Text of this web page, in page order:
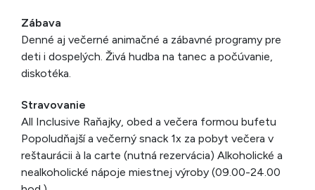
Zábava
Denné aj večerné animačné a zábavné programy pre
deti i dospelých. Živá hudba na tanec a počúvanie,
diskotéka.
Stravovanie
All Inclusive Raňajky, obed a večera formou bufetu
Popoludňajší a večerný snack 1x za pobyt večera v
reštaurácii à la carte (nutná rezervácia) Alkoholické a
nealkoholické nápoje miestnej výroby (09.00-24.00